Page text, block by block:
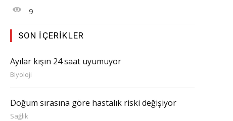
9
SON İÇERIKLER
Ayılar kışın 24 saat uyumuyor
Biyoloji
Doğum sırasına göre hastalık riski değişiyor
Sağlık